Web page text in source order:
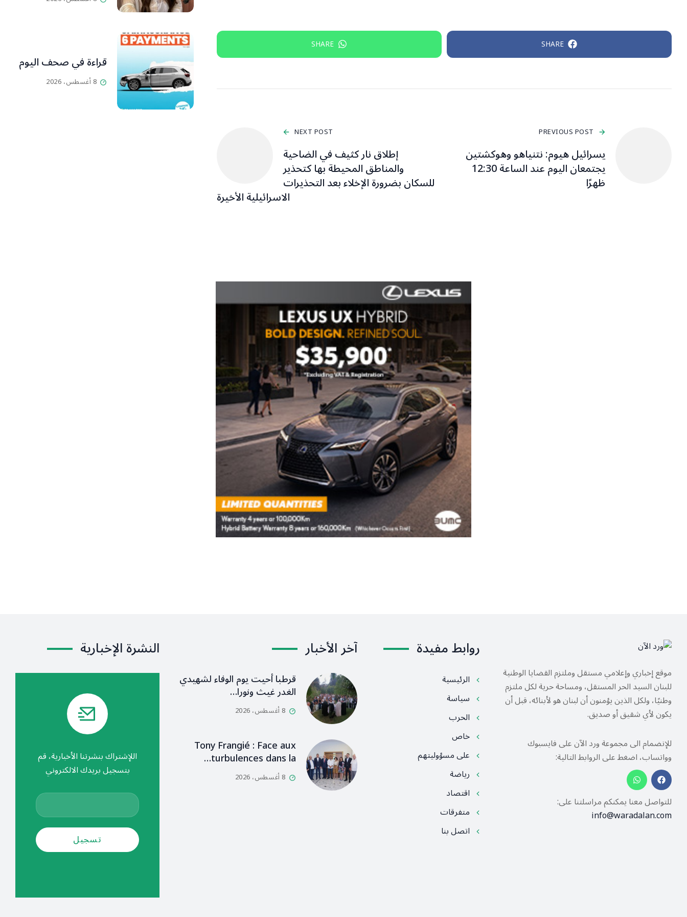
SHARE
SHARE
PREVIOUS POST
يسرائيل هيوم: نتنياهو وهوكشتين
يجتمعان اليوم عند الساعة 12:30
ظهرًا
NEXT POST
إطلاق نار كثيف في الضاحية
والمناطق المحيطة بها كتحذير
للسكان بضرورة الإخلاء بعد التحذيرات
الاسرائيلية الأخيرة
قراءة في صحف اليوم
8 أغسطس، 2026
موقع إخباري وإعلامي مستقل وملتزم القضايا الوطنية
للبنان السيد الحر المستقل، ومساحة حرية لكل ملتزم
وطنيًا، ولكل الذين يؤمنون أن لبنان هو لأبنائه، قبل أن
يكون لأي شقيق أو صديق.
للإنضمام الى مجموعة ورد الآن على فايسبوك
وواتساب، اضغط على الروابط التالية:
للتواصل معنا يمكنكم مراسلتنا على:
info@waradalan.com
روابط مفيدة
الرئيسية
سياسة
الحرب
خاص
على مسؤوليتهم
رياضة
اقتصاد
متفرقات
اتصل بنا
آخر الأخبار
قرطبا أحيت يوم الوفاء لشهيدي
الغدر غيث ونورا…
8 أغسطس، 2026
Tony Frangié : Face aux
turbulences dans la…
8 أغسطس، 2026
النشرة الإخبارية
اللإشتراك بنشرتنا الأخبارية، قم
بتسجيل بريدك الالكتروني